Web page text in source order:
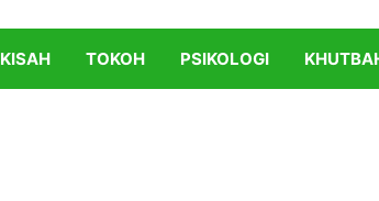
KISAH TOKOH PSIKOLOGI